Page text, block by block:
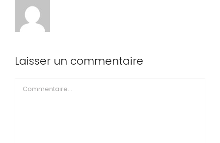
Laisser un commentaire
Commentaire